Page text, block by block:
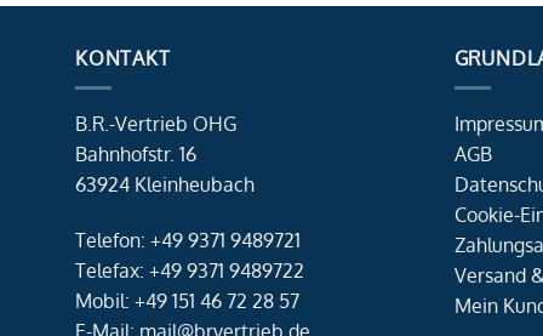
KONTAKT
B.R.-Vertrieb OHG
Bahnhofstr. 16
63924 Kleinheubach
Telefon: +49 9371 9489721
Telefax: +49 9371 9489722
Mobil: +49 151 46 72 28 57
AGB
Cookie-
Versand
Mein